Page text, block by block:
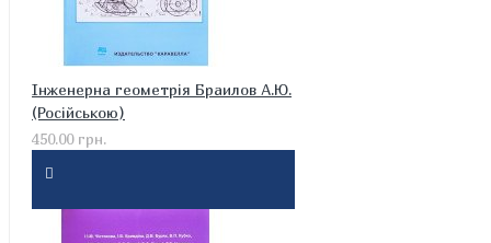
Інженерна геометрія Браилов А.Ю.
(Російською)
450.00 грн.